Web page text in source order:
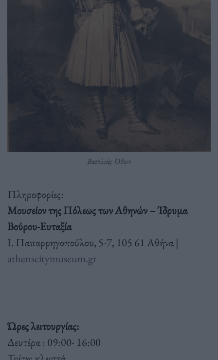
Βασιλιάς Όθων
Πληροφορίες:
Μουσείον της Πόλεως των Αθηνών – Ίδρυμα
Βούρου-Ευταξία
Ι. Παπαρρηγοπούλου, 5-7, 105 61 Αθήνα |
athenscitymuseum.gr
Ώρες λειτουργίας:
Δευτέρα : 09:00- 16:00